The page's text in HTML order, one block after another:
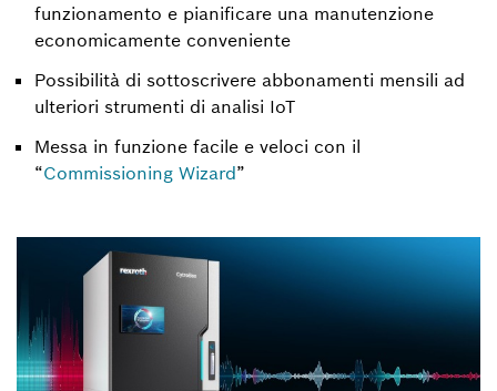
funzionamento e pianificare una manutenzione
economicamente conveniente
Possibilità di sottoscrivere abbonamenti mensili ad
ulteriori strumenti di analisi IoT
Messa in funzione facile e veloci con il
“Commissioning Wizard”